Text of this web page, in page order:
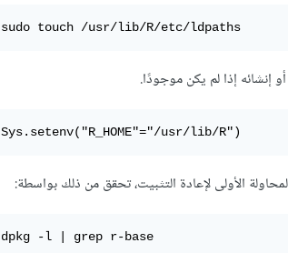
sudo touch /usr/lib/R/etc/ldpaths
Sys.setenv("R_HOME"="/usr/lib/R")
dpkg -l | grep r-base